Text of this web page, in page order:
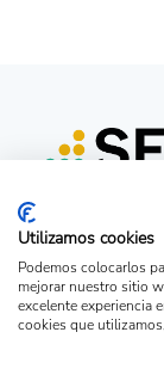
Acceso
Utilizamos cookies
Podemos colocarlos
mejorar nuestro sitio
excelente experiencia
cookies que